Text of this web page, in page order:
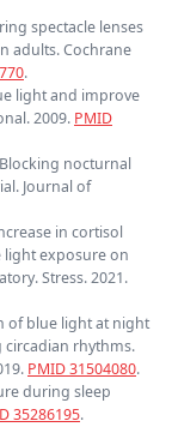
spectacle lenses
adults. Cochrane
.
light and improve
2009. PMID
Blocking nocturnal
Journal of
in cortisol
exposure on
Stress. 2021.
of blue light at night
rhythms.
PMID 31504080.
during sleep
35286195.